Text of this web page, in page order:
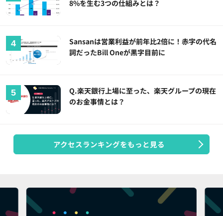
8%を生む3つの仕組みとは？
Sansanは営業利益が前年比2倍に！赤字の代名
詞だったBill Oneが黒字目前に
Q.楽天銀行上場に至った、楽天グループの現在
のお金事情とは？
アクセスランキングをもっと見る